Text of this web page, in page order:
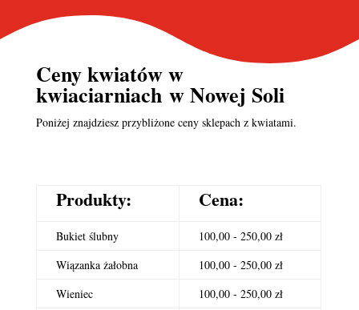
Ceny kwiatów w
kwiaciarniach w Nowej Soli
Poniżej znajdziesz przybliżone ceny sklepach z kwiatami.
Produkty: Cena:
Bukiet ślubny
100,00 - 250,00 zł
Wiązanka żałobna
100,00 - 250,00 zł
Wieniec
100,00 - 250,00 zł